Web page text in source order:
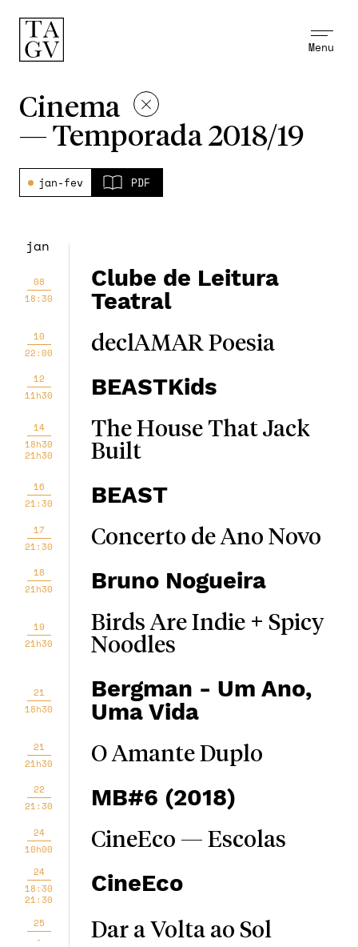
Menu
Cinema
— Temporada 2018/19
jan-fev PDF
jan
08
18:30
Clube de Leitura
Teatral
10
22:00
declAMAR Poesia
12
11h30
BEASTKids
14
18h30
21h30
The House That Jack
Built
16
21:30
BEAST
17
21:30
Concerto de Ano Novo
18
21h30
Bruno Nogueira
19
21h30
Birds Are Indie + Spicy
Noodles
21
18h30
Bergman - Um Ano,
Uma Vida
21
21h30
O Amante Duplo
22
21:30
MB#6 (2018)
24
10h00
CineEco — Escolas
24
18:30
21:30
CineEco
25
-
Dar a Volta ao Sol